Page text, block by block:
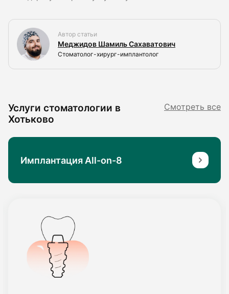
Автор статьи
Меджидов Шамиль Сахаватович
Стоматолог-хирург-имплантолог
Услуги стоматологии в
Хотьково
Смотреть все
Имплантация All-on-8